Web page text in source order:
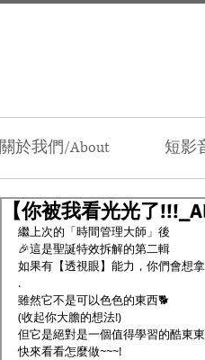
關於我們/About 短影
【你被我看光光了
繼上次的「時間管理大師」後
🎉這是聖誕特效拆解的第二輯
如果有【透視眼】能力，你們會想
.
雖然它不是可以色色的東西🐕
(收起你大膽的想法!)
但它是絕對是一個值得學習的酷東
快來看看怎麼做~~~!